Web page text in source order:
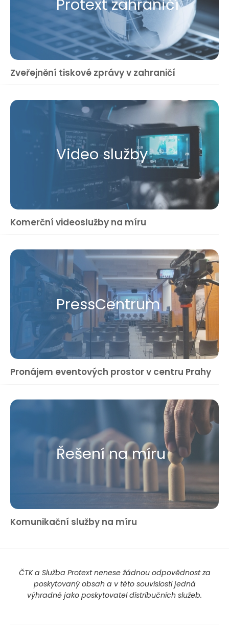
Protext zahraničí
Zveřejnění tiskové zprávy v zahraničí
Video služby
Komerční videoslužby na míru
Press​Centrum
Pronájem eventových prostor v centru Prahy
Řešení na míru
Komunikační služby na míru
ČTK a Služba Protext nenese žádnou odpovědnost za
poskytovaný obsah a v této souvislosti jedná
výhradně jako poskytovatel distribučních služeb.